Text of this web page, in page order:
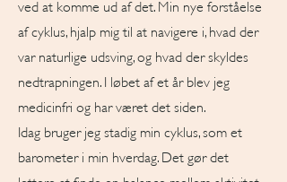
ved at komme ud af det. Min nye forståelse
af cyklus, hjalp mig til at navigere i, hvad der
var naturlige udsving, og hvad der skyldes
nedtrapningen. I løbet af et år blev jeg
medicinfri og har været det siden.
Idag bruger jeg stadig min cyklus, som et
barometer i min hverdag. Det gør det
lettere at finde en balance mellem aktivitet